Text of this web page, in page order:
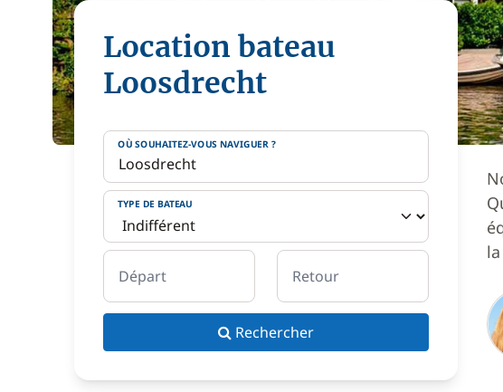
Location bateau
Loosdrecht
OÙ SOUHAITEZ-VOUS NAVIGUER ?
TYPE DE BATEAU
Départ Retour
Rechercher